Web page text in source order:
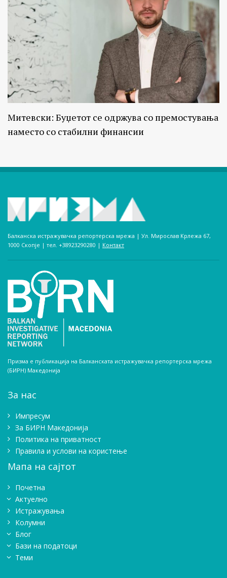
Митевски: Буџетот се одржува со премостувања
наместо со стабилни финансии
Балканска истражувачка репортерска мрежа | Ул. Мирослав Крлежа 67,
1000 Скопје | тел. +38923290280­ | Контакт
Призма е публикација на Балканската истражувачка репортерска мрежа
(БИРН) Македонија
За нас
Импресум
Зa БИРН Македонија
Политика на приватност
Правила и услови на користење
Мапа на сајтот
Почетна
Актуелно
Истражувањa
Колумни
Блог
Бази на податоци
Теми